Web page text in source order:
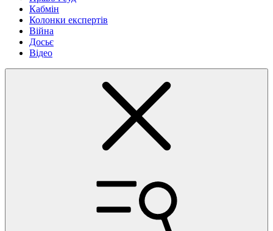
Кабмін
Колонки експертів
Війна
Досьє
Відео